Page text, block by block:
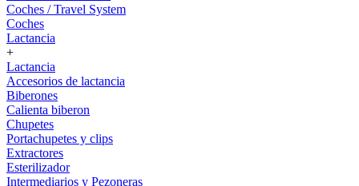
Coches / Travel System
Coches
Lactancia
+
Lactancia
Accesorios de lactancia
Biberones
Calienta biberon
Chupetes
Portachupetes y clips
Extractores
Esterilizador
Intermediarios y Pezoneras